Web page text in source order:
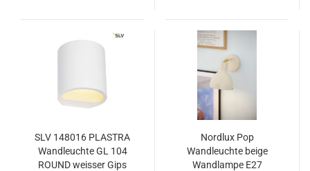
SLV 148016 PLASTRA
Wandleuchte GL 104
ROUND weisser Gips
Nordlux Pop
Wandleuchte beige
Wandlampe E27